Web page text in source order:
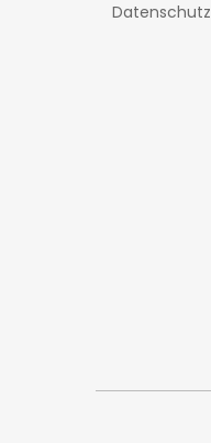
Datenschutz